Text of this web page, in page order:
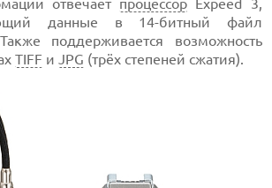
отвечает процессор Expeed 3,
данные в 14-битный файл
поддерживается возможность
TIFF иJPG (трёх степеней сжатия).